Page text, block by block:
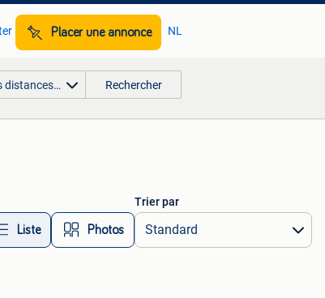
Placer une annonce NL
distances… Rechercher
Liste Photos
Trier par